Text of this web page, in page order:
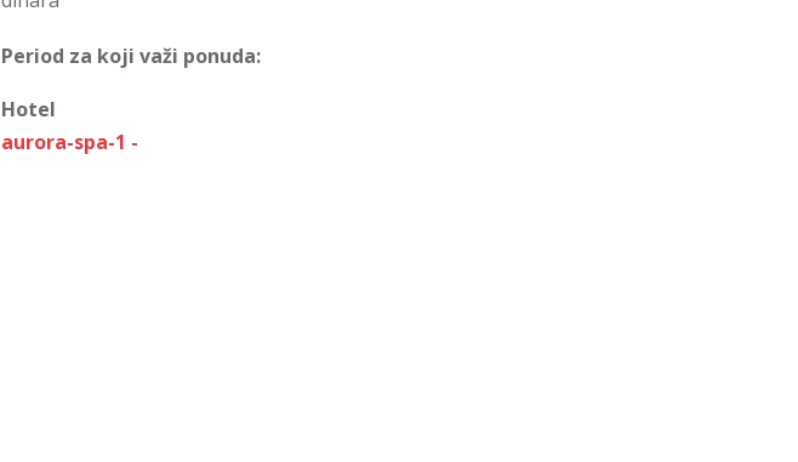
Period za koji važi ponuda:
Hotel
aurora-spa-1 -